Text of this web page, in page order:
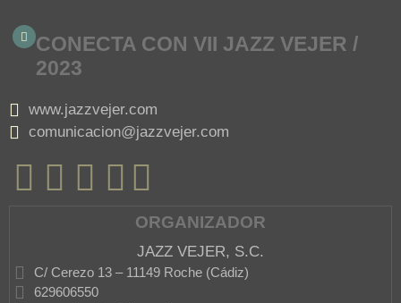
CONECTA CON VII JAZZ VEJER /
2023
www.jazzvejer.com
comunicacion@jazzvejer.com
ORGANIZADOR
JAZZ VEJER, S.C.
C/ Cerezo 13 – 11149 Roche (Cádiz)
629606550